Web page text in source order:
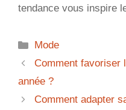
tendance vous inspire
Catégories
Mode
Comment favoriser
année ?
Comment adapter